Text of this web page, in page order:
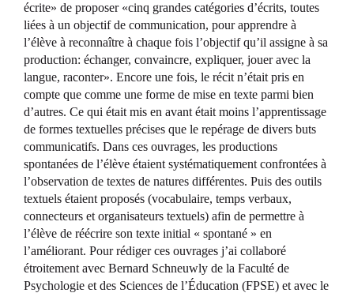
écrite» de proposer «cinq grandes catégories d’écrits, toutes
liées à un objectif de communication, pour apprendre à
l’élève à reconnaître à chaque fois l’objectif qu’il assigne à sa
production: échanger, convaincre, expliquer, jouer avec la
langue, raconter». Encore une fois, le récit n’était pris en
compte que comme une forme de mise en texte parmi bien
d’autres. Ce qui était mis en avant était moins l’apprentissage
de formes textuelles précises que le repérage de divers buts
communicatifs. Dans ces ouvrages, les productions
spontanées de l’élève étaient systématiquement confrontées à
l’observation de textes de natures différentes. Puis des outils
textuels étaient proposés (vocabulaire, temps verbaux,
connecteurs et organisateurs textuels) afin de permettre à
l’élève de réécrire son texte initial « spontané » en
l’améliorant. Pour rédiger ces ouvrages j’ai collaboré
étroitement avec Bernard Schneuwly de la Faculté de
Psychologie et des Sciences de l’Éducation (FPSE) et avec le